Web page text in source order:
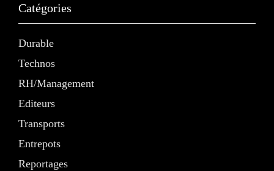
Catégories
Durable
Technos
RH/Management
Editeurs
Transports
Entrepots
Reportages